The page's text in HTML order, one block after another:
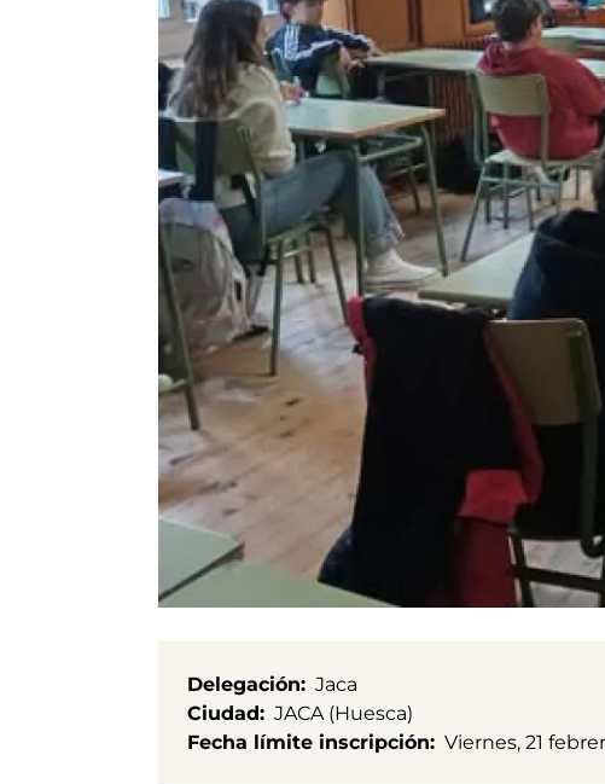
Delegación
Jaca
Ciudad
JACA (Huesca)
Fecha límite inscripción
Viernes, 21